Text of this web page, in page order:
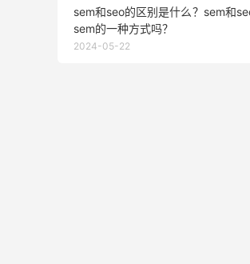
sem和seo的区别是什么？sem和
sem的一种方式吗？
2024-05-22